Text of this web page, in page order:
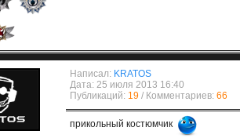
Написал: KRATOS
Дата: 25 июля 2013 16:40
Публикаций: 19/ Комментариев: 66
прикольный костюмчик